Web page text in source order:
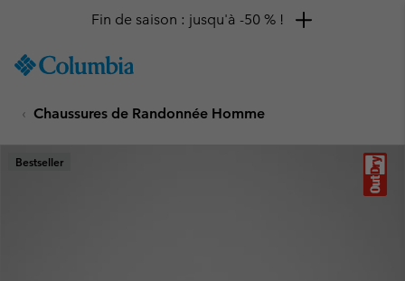
TO
SKIP
MAIN
NAV
Fin de saison : jusqu'à -50 % !
Chaussures de Randonnée Homme
Bestseller